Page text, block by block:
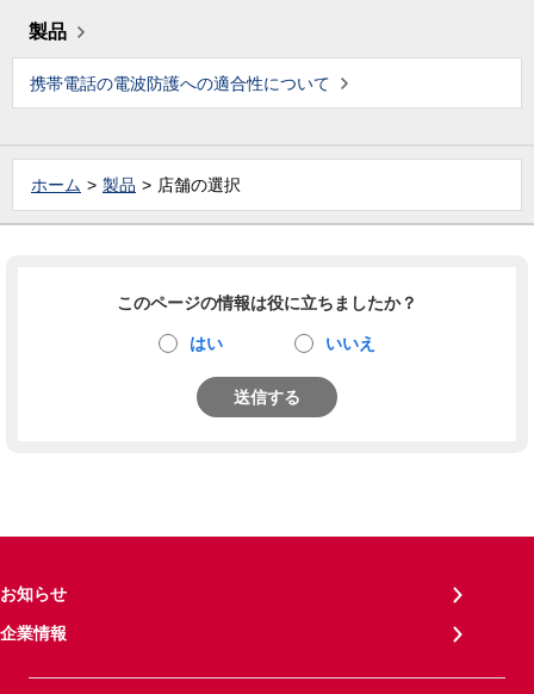
製品
携帯電話の電波防護への適合性について
ホーム 製品 店舗の選択
このページの情報は役に立ちましたか？
はい いいえ
送信する
お知らせ
企業情報